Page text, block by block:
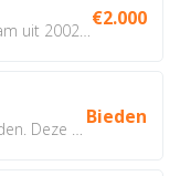
€2.000
Bieden